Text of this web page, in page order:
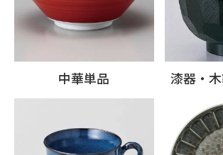
中華単品 漆器・